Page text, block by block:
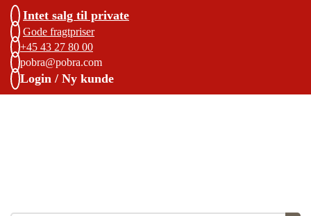
Intet salg til private
Gode fragtpriser
+45 43 27 80 00
pobra@pobra.com
Login / Ny kunde